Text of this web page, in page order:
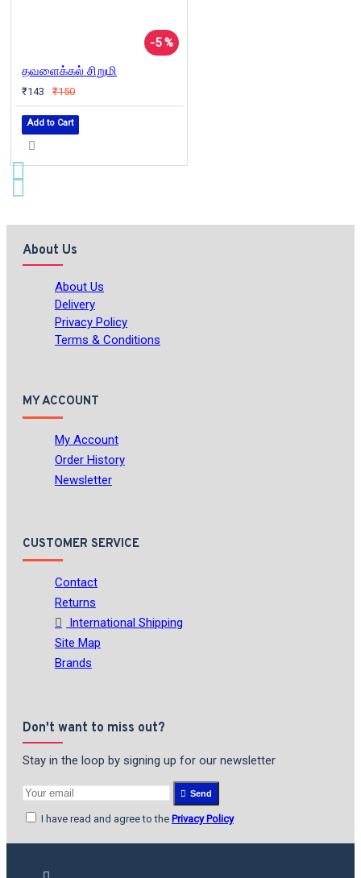
-5 %
தவளைக்கல் சிறுமி
₹143 ₹150
Add to Cart
About Us
About Us
Delivery
Privacy Policy
Terms & Conditions
MY ACCOUNT
My Account
Order History
Newsletter
CUSTOMER SERVICE
Contact
Returns
International Shipping
Site Map
Brands
Don't want to miss out?
Stay in the loop by signing up for our newsletter
Send
I have read and agree to the Privacy Policy